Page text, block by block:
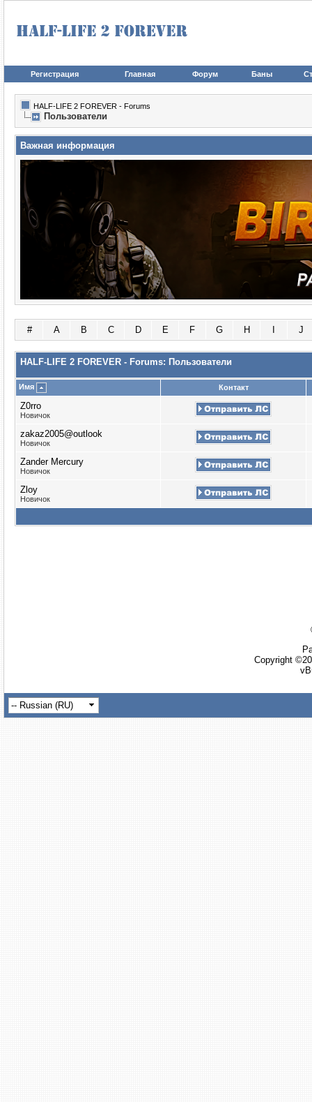
Регистрация Главная Форум Баны
HALF-LIFE 2 FOREVER - Forums
Пользователи
Важная информация
# A B C D E F G H J
HALF-LIFE 2 FOREVER - Forums: Пользователи
Имя Контакт
Z0rro
Новичок
zakaz2005@outlook
Новичок
Zander Mercury
Новичок
Zloy
Новичок
Copyright